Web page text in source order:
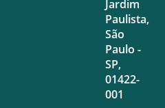
Jardim
Paulista,
São
Paulo -
SP,
01422-
001